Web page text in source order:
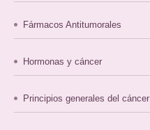
Fármacos Antitumorales
Hormonas y cáncer
Principios generales del cáncer